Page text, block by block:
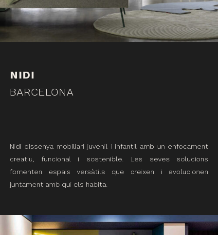
NIDI
BARCELONA
Nidi dissenya mobiliari juvenil i infantil amb un enfocament
creatiu, funcional i sostenible. Les seves solucions
fomenten espais versàtils que creixen i evolucionen
juntament amb qui els habita.